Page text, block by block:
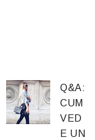
Q&A:
CUM
VED
E UN